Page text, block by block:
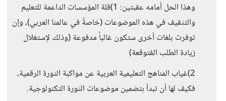
وهذا الحل أمامه عقبتين: 1)قلة المؤسسات الداعمة للتعليم
والتثقيف في هذه الموضوعات (خاصةً في عالمنا العربي)، وإن
توفرت بلغات أخرى ستكون غالباً مدفوعة (وذلك لإستغلال
زيادة الطلب المُتوقعة)
2)غياب المناهج التعليمية العربية عن مواكبة الثورة الرقمية،
فكيف لها أن تبدأ بتضمين موضوعات الثورة التكنولوجية.